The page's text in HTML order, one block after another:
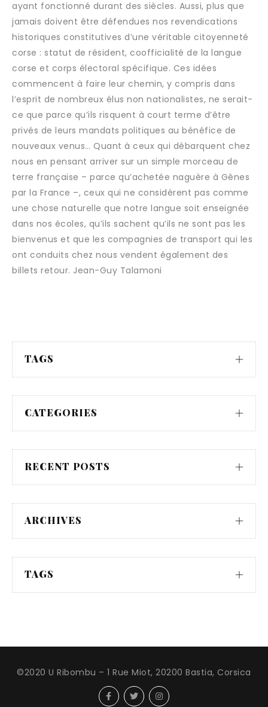
ayant fonctionné durant des siècles. Aussi, plus que
jamais doivent être défendues nos revendications
historiques constitutives d’une véritable citoyenneté
corse : statut de résident, coofficialité de la langue
corse et corps électoral spécifique. Ces idées
commencent à faire leur chemin, y compris dans
l’esprit de nombreux élus non nationalistes, ne serait-
ce que parce qu’ils risquent à court terme d’être
privés de leurs mandats politiques au bénéfice de
nouveaux venus… Quant à ceux qui débarquent chez
nous en pensant arriver sur un simple morceau de
terre française – parce qu’achetée naguère à Gênes
par la France –, ceux qui ne considèrent pas comme
une chose naturelle que notre langue soit enseignée
dans nos écoles, qu’ils sachent qu’ils ne sont pas les
bienvenus et que les compagnies de transport qui les
ont conduits chez nous vendent également des
billets retour. Jean-Guy Talamoni
TAGS
CATEGORIES
RECENT POSTS
ARCHIVES
TAGS
©2020 U Ribombu – 1 Rue Miot, 20200 Bastia, Corsica